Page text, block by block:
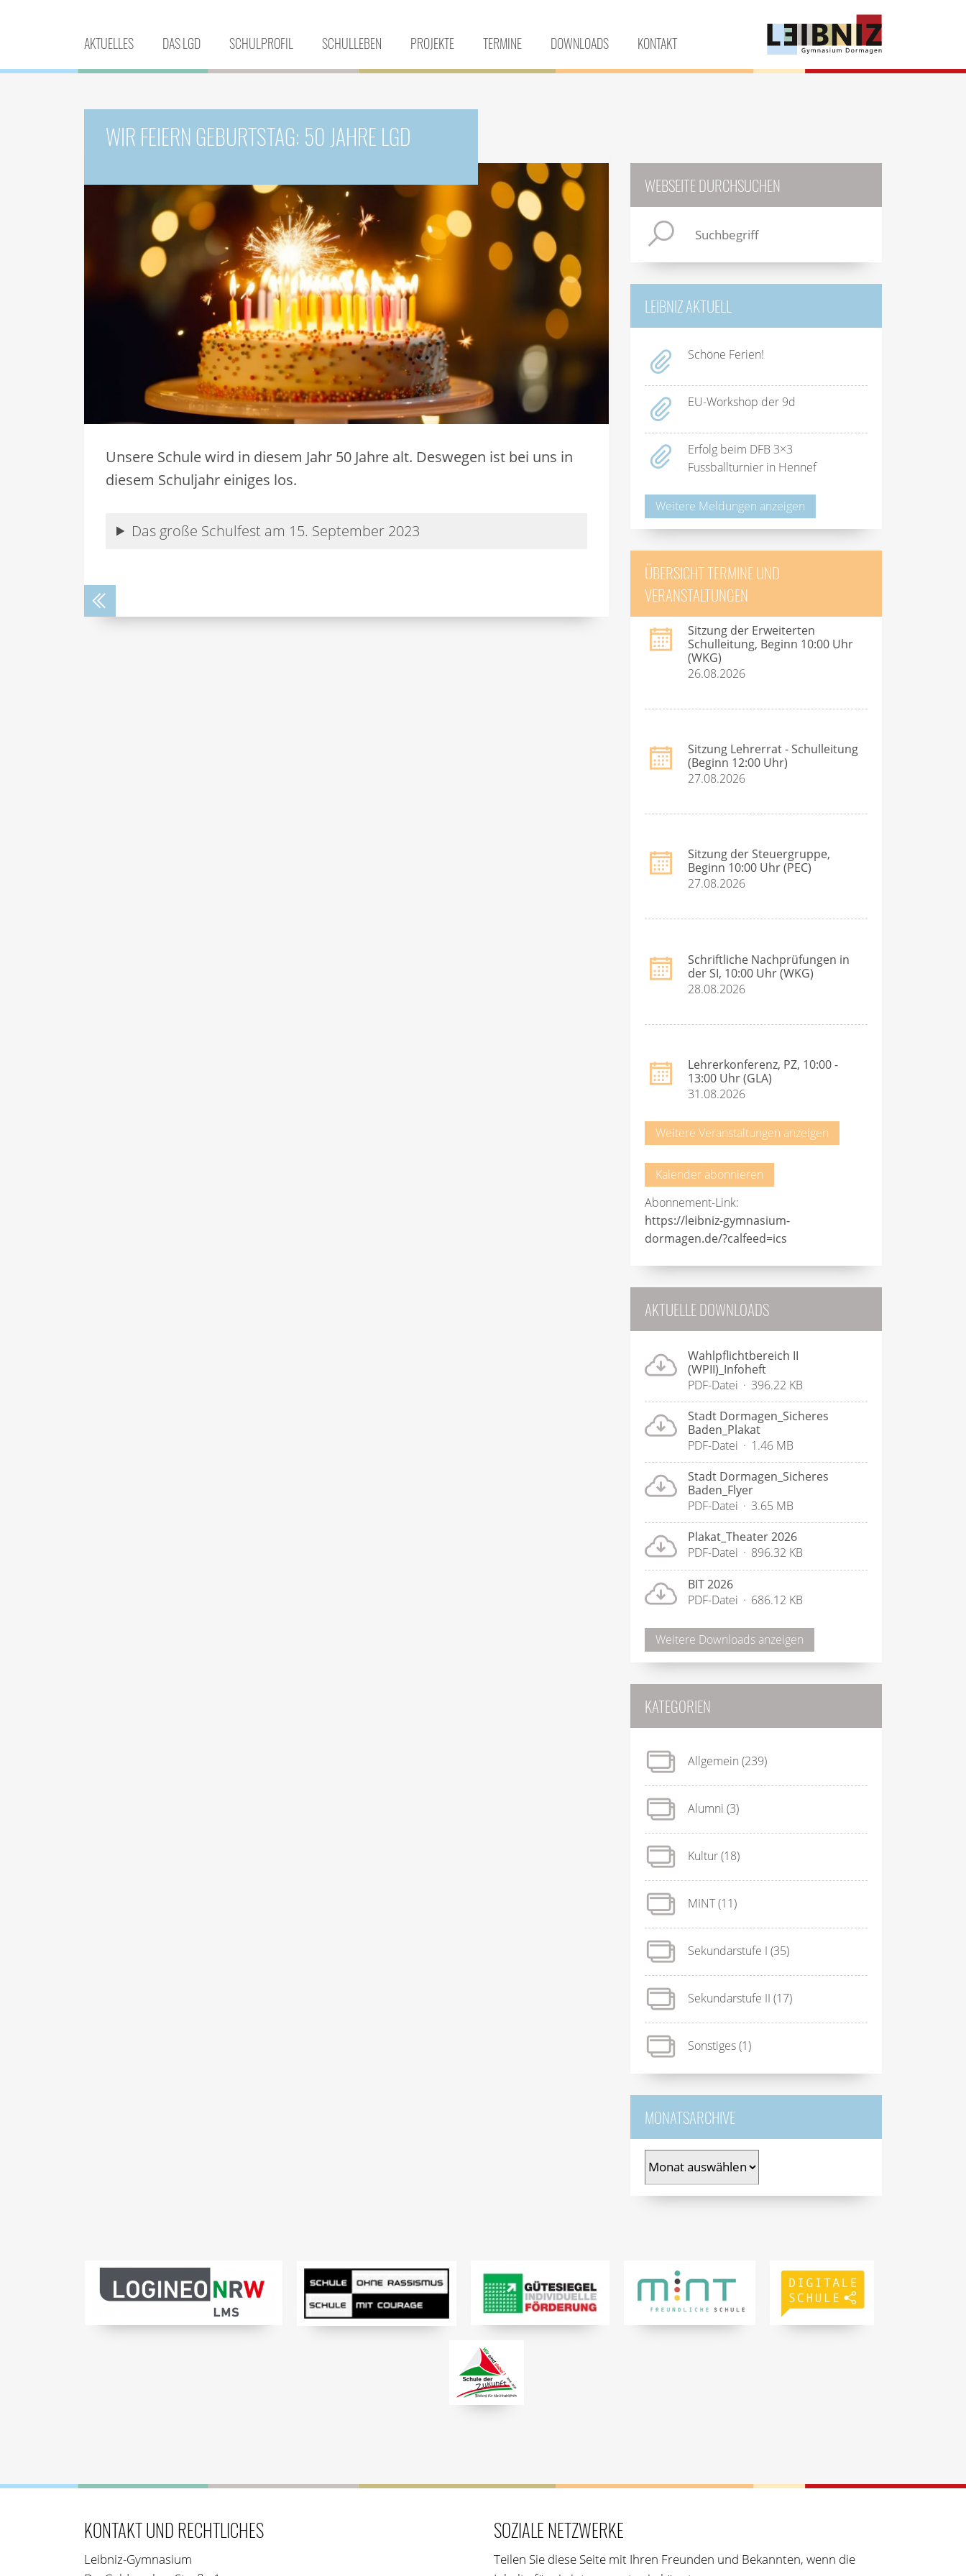
AKTUELLES DAS LGD SCHULPROFIL SCHULLEBEN PROJEKTE TERMINE DOWNLOADS KONTAKT
WIR FEIERN GEBURTSTAG: 50 JAHRE LGD
Unsere Schule wird in diesem Jahr 50 Jahre alt. Deswegen ist bei uns in
diesem Schuljahr einiges los.
Das große Schulfest am 15. September 2023
WEBSEITE DURCHSUCHEN
LEIBNIZ AKTUELL
Schöne Ferien!
EU-Workshop der 9d
Erfolg beim DFB 3×3
Fussballturnier in Hennef
Weitere Meldungen anzeigen
ÜBERSICHT TERMINE UND
VERANSTALTUNGEN
Sitzung der Erweiterten
Schulleitung, Beginn 10:00 Uhr
(WKG)
26.08.2026
Sitzung Lehrerrat - Schulleitung
(Beginn 12:00 Uhr)
27.08.2026
Sitzung der Steuergruppe,
Beginn 10:00 Uhr (PEC)
27.08.2026
Schriftliche Nachprüfungen in
der SI, 10:00 Uhr (WKG)
28.08.2026
Lehrerkonferenz, PZ, 10:00 -
13:00 Uhr (GLA)
31.08.2026
Weitere Veranstaltungen anzeigen
Kalender abonnieren
Abonnement-Link:
https://leibniz-gymnasium-
dormagen.de/?calfeed=ics
AKTUELLE DOWNLOADS
Wahlpflichtbereich II
(WPII)_Infoheft
PDF-Datei
396.22 KB
Stadt Dormagen_Sicheres
Baden_Plakat
PDF-Datei
1.46 MB
Stadt Dormagen_Sicheres
Baden_Flyer
PDF-Datei
3.65 MB
Plakat_Theater 2026
PDF-Datei
896.32 KB
BIT 2026
PDF-Datei
686.12 KB
Weitere Downloads anzeigen
KATEGORIEN
Allgemein (239)
Alumni (3)
Kultur(18)
MINT(11)
Sekundarstufe I (35)
Sekundarstufe II (17)
Sonstiges(1)
MONATSARCHIVE
KONTAKT UND RECHTLICHES
Leibniz-Gymnasium
SOZIALE NETZWERKE
Teilen Sie diese Seite mit Ihren Freunden und Bekannten, wenn die